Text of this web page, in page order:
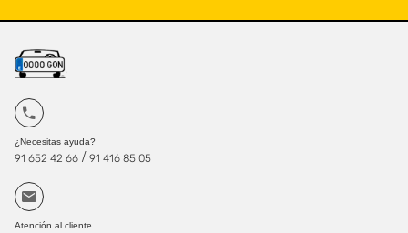
¿Necesitas ayuda?
91 652 42 66 / 91 416 85 05
Atención al cliente